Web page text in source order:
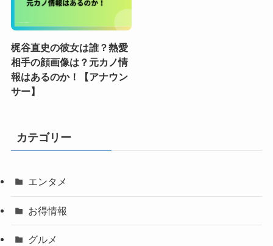
梶谷直史の彼女は誰？熱愛
相手の顔画像は？元カノ情
報はあるのか！【アナウン
サー】
カテゴリー
エンタメ
お得情報
グルメ